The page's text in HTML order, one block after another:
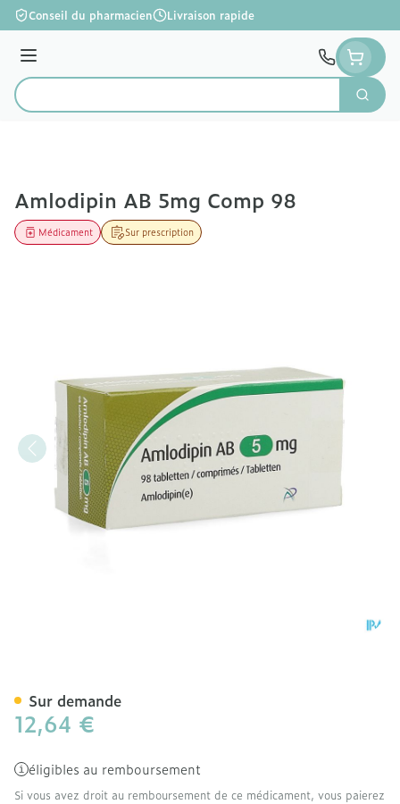
Aller au contenu
Conseil du pharmacien Livraison rapide
Menu
Rechercher
Amlodipin AB 5mg Comp 98
Sur prescription
Médicament
12,64 €
éligibles au remboursement
Si vous avez droit au remboursement de ce médicament, vous paierez
Sur demande